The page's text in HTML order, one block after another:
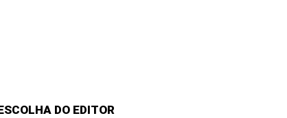
DO EDITOR